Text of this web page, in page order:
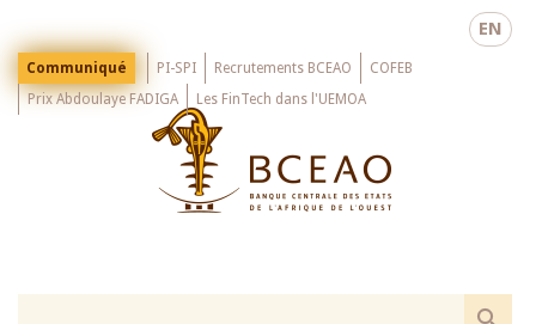
main
EN
Menu
Top
Communiqué PI-SPI Recrutements BCEAO
COFEB
Prix Abdoulaye FADIGA
Les FinTech dans l'UEMOA